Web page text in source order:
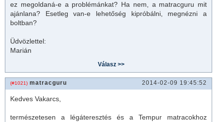
ez megoldaná-e a problémánkat? Ha nem, a matracguru mit
ajánlana? Esetleg van-e lehetőség kipróbálni, megnézni a
boltban?
Üdvözlettel:
Marián
(#1021) matracguru 2014-02-09 19:45:52
Kedves Vakarcs,
természetesen a légáteresztés és a Tempur matracokhoz